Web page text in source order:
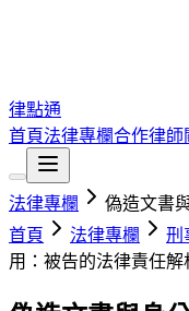
律點通
首頁法律專欄合作律師
法律專欄
偽造文書
首頁
法律專欄 刑
用：被告的法律責任解